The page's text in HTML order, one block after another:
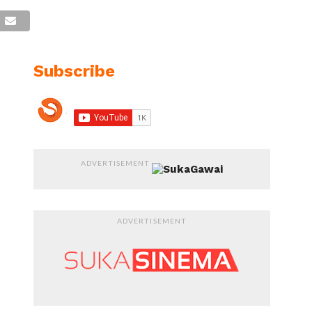
Subscribe
ADVERTISEMENT
ADVERTISEMENT